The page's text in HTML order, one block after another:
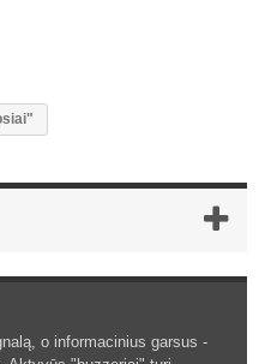
o informacinius garsus -